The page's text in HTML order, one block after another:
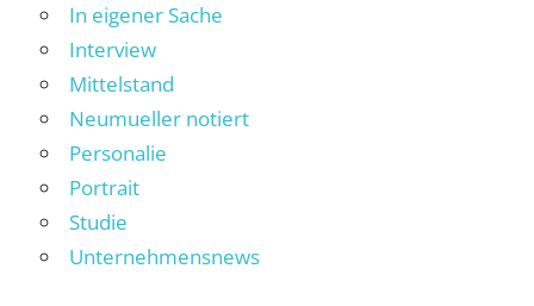
In eigener Sache
Interview
Mittelstand
Neumueller notiert
Personalie
Portrait
Studie
Unternehmensnews